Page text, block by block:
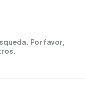
Por favor,